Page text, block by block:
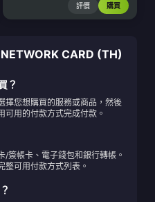
評價 購買
CARD (TH)
？
擇您想購買的服務或商品，然後
可用的付款方式完成付款。
簽帳卡、電子錢包和銀行轉帳。
整可用付款方式列表。